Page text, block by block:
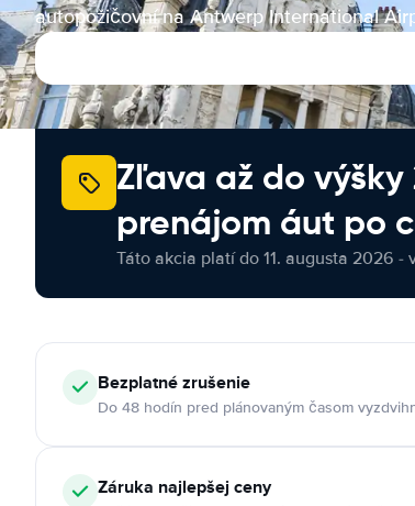
autopožičovní na Antwerp International
Zľava až do výšky
prenájom áut po
Táto akcia platí do 11. augusta 2026 -
Bezplatné zrušenie
Do 48 hodín pred plánovaným časom
Záruka najlepšej ceny